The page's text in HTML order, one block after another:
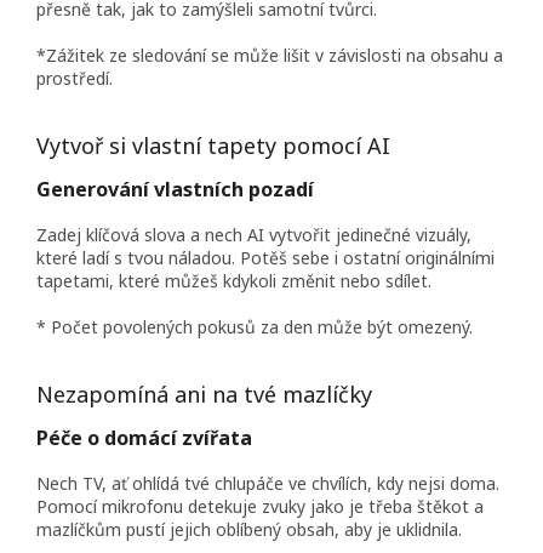
přesně tak, jak to zamýšleli samotní tvůrci.
*Zážitek ze sledování se může lišit v závislosti na obsahu a
prostředí.
Vytvoř si vlastní tapety pomocí AI
Generování vlastních pozadí
Zadej klíčová slova a nech AI vytvořit jedinečné vizuály,
které ladí s tvou náladou. Potěš sebe i ostatní originálními
tapetami, které můžeš kdykoli změnit nebo sdílet.
* Počet povolených pokusů za den může být omezený.
Nezapomíná ani na tvé mazlíčky
Péče o domácí zvířata
Nech TV, ať ohlídá tvé chlupáče ve chvílích, kdy nejsi doma.
Pomocí mikrofonu detekuje zvuky jako je třeba štěkot a
mazlíčkům pustí jejich oblíbený obsah, aby je uklidnila.